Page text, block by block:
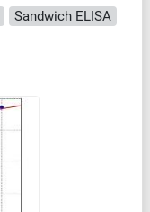
Sandwich ELISA